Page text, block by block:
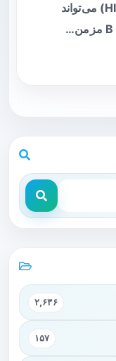
هفته تمرینات تناوبی با شدت بالا (HIIT) می‌تواند
۲,۶۳۶
۱۵۷